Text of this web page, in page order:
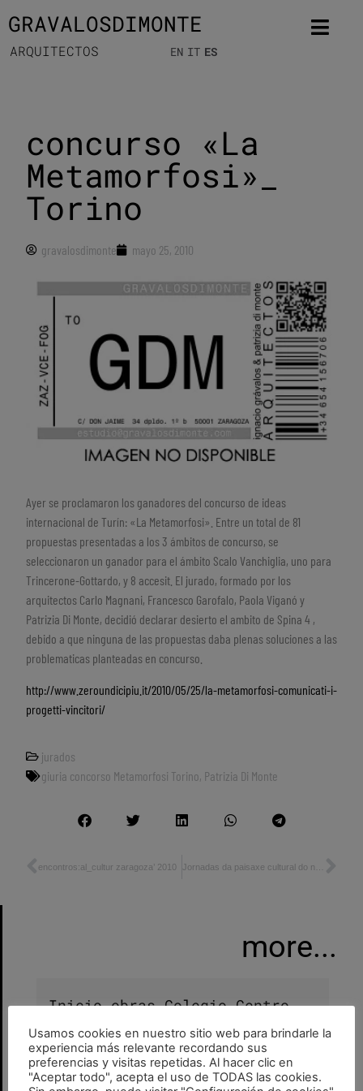
GRAVALOSDIMONTE
ARQUITECTOS EN IT ES
concurso «La
Metamorfosi»_
Torino
gravalosdimonte mayo 25, 2010
Ayer se proclamaron los ganadores del concurso de ideas
internacional de Turín: «La Metamorfosi». Entre un total de 81
propuestas presentadas a los 3 ámbitos de concurso, se
seleccionaron un ganador para el ámbito Scalo Vanchiglia, uno para
Trincerone-Gottardo, y 8 accesit. El jurado, formado por los
arquitectos Carlo Magnani, Francesco Garofalo, Paola Viganó y
Patrizia Di Monte, decidió declarar desierto el ambito de Spina 4 ,
debido a que ninguna de las propuestas daba plenas soluciones a las
problematicas planteadas en concurso.
http://www.zeroundicipiu.it/2010/05/25/la-metamorfosi-comunicati-i-
progetti-vincitori/
jurados
giuria concorso Metamorfosi Torino, Patrizia Di Monte
encontros:al_cultur zaragoza’ 2010
more...
Inicio obras Colegio Centro
GravalosDiMonteMTO • 22 de julio de 2026 •
colegio, equipamiento,espacio público
obras
Usamos cookies en nuestro sitio web para brindarle la
experiencia más relevante recordando sus
preferencias y visitas repetidas. Al hacer clic en
"Aceptar todo", acepta el uso de TODAS las cookies.